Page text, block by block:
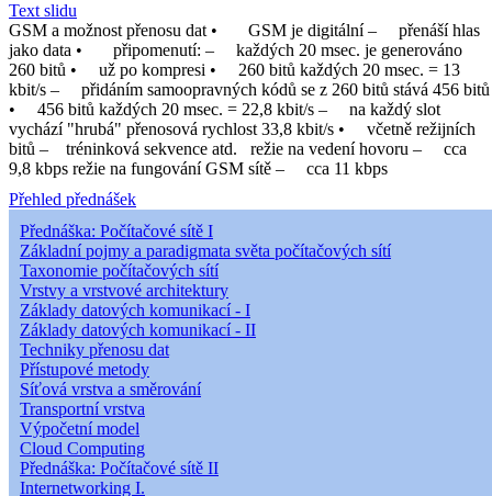
Text slidu
GSM a možnost přenosu dat • GSM je digitální – přenáší hlas
jako data • připomenutí: – každých 20 msec. je generováno
260 bitů • už po kompresi • 260 bitů každých 20 msec. = 13
kbit/s – přidáním samoopravných kódů se z 260 bitů stává 456 bitů
• 456 bitů každých 20 msec. = 22,8 kbit/s – na každý slot
vychází "hrubá" přenosová rychlost 33,8 kbit/s • včetně režijních
bitů – tréninková sekvence atd. režie na vedení hovoru – cca
9,8 kbps režie na fungování GSM sítě – cca 11 kbps
Přehled přednášek
Přednáška: Počítačové sítě I
Základní pojmy a paradigmata světa počítačových sítí
Taxonomie počítačových sítí
Vrstvy a vrstvové architektury
Základy datových komunikací - I
Základy datových komunikací - II
Techniky přenosu dat
Přístupové metody
Síťová vrstva a směrování
Transportní vrstva
Výpočetní model
Cloud Computing
Přednáška: Počítačové sítě II
Internetworking I.